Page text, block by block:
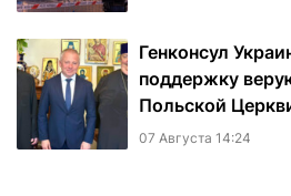
Генконсул
поддержку
Польской
07 Августа 14:24